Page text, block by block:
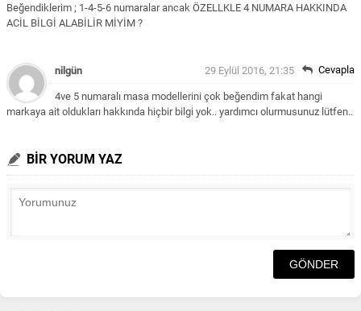
Beğendiklerim ; 1-4-5-6 numaralar ancak ÖZELLKLE 4 NUMARA HAKKINDA
ACİL BİLGİ ALABİLİR MİYİM ?
nilgün 29 Eylül 2016, 21:35
4ve 5 numaralı masa modellerini çok beğendim fakat hangi
markaya ait oldukları hakkında hiçbir bilgi yok.. yardımcı olurmusunuz lütfen..
Cevapla
BİR YORUM YAZ